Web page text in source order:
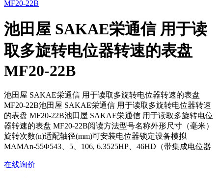
池田屋 SAKAE栄通信 用于读
取多旋转电位器转速的表盘
MF20-22B
池田屋 SAKAE栄通信 用于读取多旋转电位器转速的表盘
MF20-22B池田屋 SAKAE栄通信 用于读取多旋转电位器转速
的表盘 MF20-22B池田屋 SAKAE栄通信 用于读取多旋转电位
器转速的表盘 MF20-22B阅读方法型号名称外形尺寸（毫米）
旋转次数(n)适配轴径(mm)可安装电位器锁定设备模拟
MAMAn-55Φ543、5、106, 6.3525HP、46HD（带集成电位器
在线询价